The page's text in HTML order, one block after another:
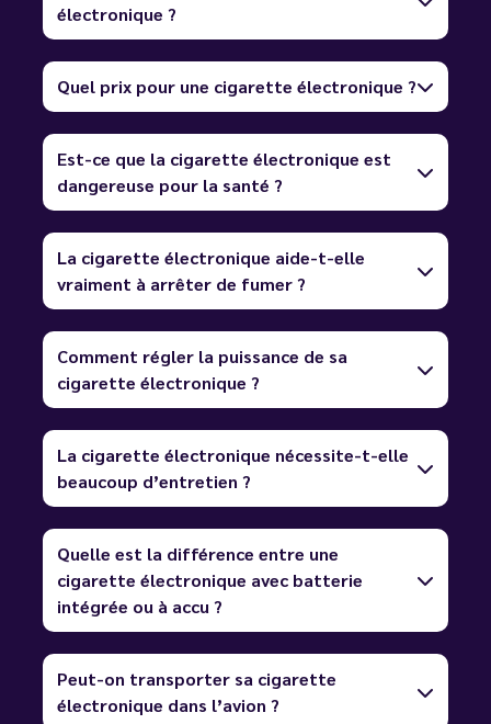
électronique ?
Quel prix pour une cigarette électronique ?
Est-ce que la cigarette électronique est
dangereuse pour la santé ?
La cigarette électronique aide-t-elle
vraiment à arrêter de fumer ?
Comment régler la puissance de sa
cigarette électronique ?
La cigarette électronique nécessite-t-elle
beaucoup d’entretien ?
Quelle est la différence entre une
cigarette électronique avec batterie
intégrée ou à accu ?
Peut-on transporter sa cigarette
électronique dans l’avion ?